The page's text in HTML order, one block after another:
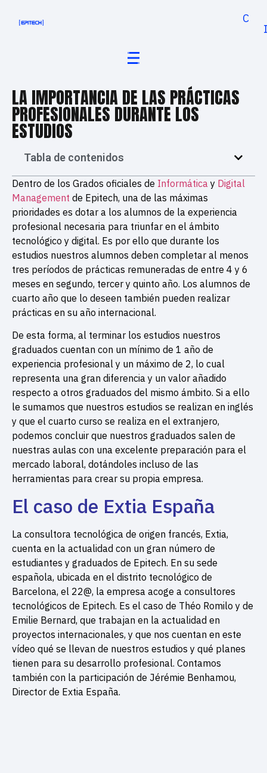
LA IMPORTANCIA DE LAS PRÁCTICAS
PROFESIONALES DURANTE LOS
ESTUDIOS
Tabla de contenidos
Dentro de los Grados oficiales de Informática y Digital
Management de Epitech, una de las máximas
prioridades es dotar a los alumnos de la experiencia
profesional necesaria para triunfar en el ámbito
tecnológico y digital. Es por ello que durante los
estudios nuestros alumnos deben completar al menos
tres períodos de prácticas remuneradas de entre 4 y 6
meses en segundo, tercer y quinto año. Los alumnos de
cuarto año que lo deseen también pueden realizar
prácticas en su año internacional.
De esta forma, al terminar los estudios nuestros
graduados cuentan con un mínimo de 1 año de
experiencia profesional y un máximo de 2, lo cual
representa una gran diferencia y un valor añadido
respecto a otros graduados del mismo ámbito. Si a ello
le sumamos que nuestros estudios se realizan en inglés
y que el cuarto curso se realiza en el extranjero,
podemos concluir que nuestros graduados salen de
nuestras aulas con una excelente preparación para el
mercado laboral, dotándoles incluso de las
herramientas para crear su propia empresa.
El caso de Extia España
La consultora tecnológica de origen francés, Extia,
cuenta en la actualidad con un gran número de
estudiantes y graduados de Epitech. En su sede
española, ubicada en el distrito tecnológico de
Barcelona, el 22@, la empresa acoge a consultores
tecnológicos de Epitech. Es el caso de Théo Romilo y de
Emilie Bernard, que trabajan en la actualidad en
proyectos internacionales, y que nos cuentan en este
vídeo qué se llevan de nuestros estudios y qué planes
tienen para su desarrollo profesional. Contamos
también con la participación de Jérémie Benhamou,
Director de Extia España.